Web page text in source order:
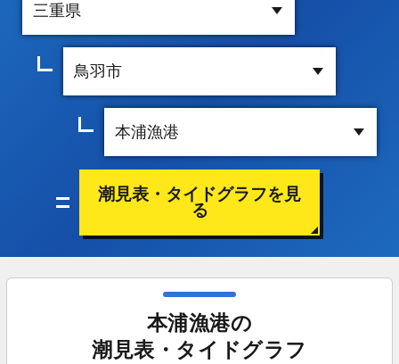
潮見表・タイドグラフを見
る
本浦漁港の
潮見表・タイドグラフ